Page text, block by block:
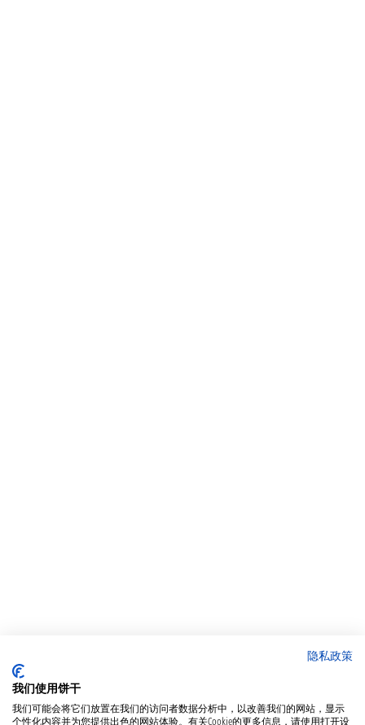
隐私政策
我们使用饼干
我们可能会将它们放置在我们的访问者数据分析中，以改善我们的网站，显示
个性化内容并为您提供出色的网站体验。有关Cookie的更多信息，请使用打开设